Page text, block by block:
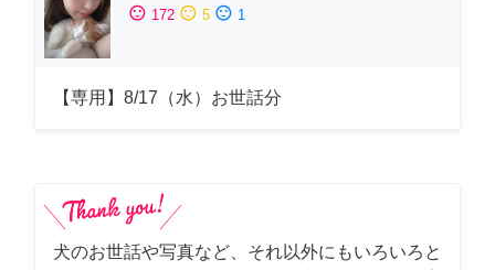
sentiment_satisfied 172 sentiment_neutral 5 sentiment_dissatisfied 1
【専用】8/17（水）お世話分
犬のお世話や写真など、それ以外にもいろいろと